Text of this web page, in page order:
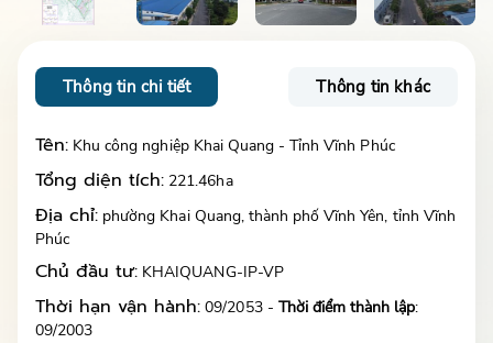
Thông tin chi tiết Thông tin khác
Tên: Khu công nghiệp Khai Quang - Tỉnh Vĩnh Phúc
Tổng diện tích: 221.46ha
Địa chỉ: phường Khai Quang, thành phố Vĩnh Yên, tỉnh Vĩnh
Phúc
Chủ đầu tư: KHAIQUANG-IP-VP
Thời hạn vận hành: 09/2053 - Thời điểm thành lập:
09/2003